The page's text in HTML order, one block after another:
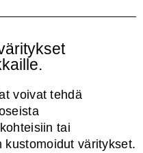
voivat tehdä
tai
kustomoidut väritykset.